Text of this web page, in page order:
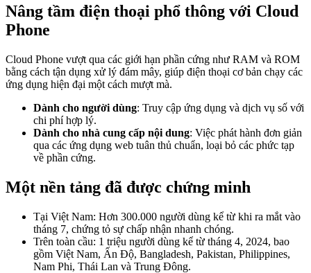
Nâng tầm điện thoại phổ thông với Cloud
Phone
Cloud Phone vượt qua các giới hạn phần cứng như RAM và ROM
bằng cách tận dụng xử lý đám mây, giúp điện thoại cơ bản chạy các
ứng dụng hiện đại một cách mượt mà.
Dành cho người dùng: Truy cập ứng dụng và dịch vụ số với
chi phí hợp lý.
Dành cho nhà cung cấp nội dung: Việc phát hành đơn giản
qua các ứng dụng web tuân thủ chuẩn, loại bỏ các phức tạp
về phần cứng.
Một nền tảng đã được chứng minh
Tại Việt Nam: Hơn 300.000 người dùng kể từ khi ra mắt vào
tháng 7, chứng tỏ sự chấp nhận nhanh chóng.
Trên toàn cầu: 1 triệu người dùng kể từ tháng 4, 2024, bao
gồm Việt Nam, Ấn Độ, Bangladesh, Pakistan, Philippines,
Nam Phi, Thái Lan và Trung Đông.